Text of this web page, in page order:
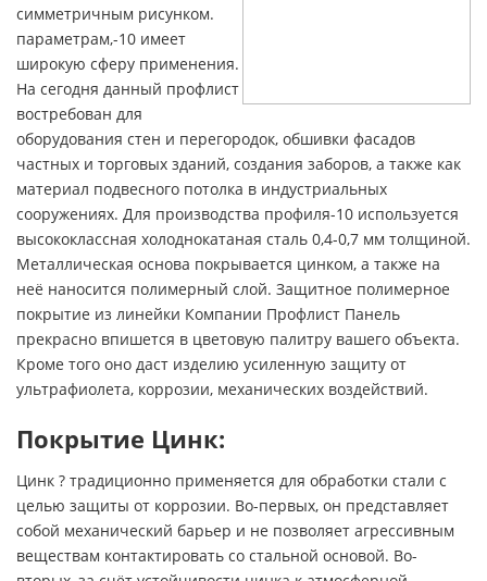
симметричным рисунком.
параметрам,-10 имеет
широкую сферу применения.
На сегодня данный профлист
востребован для
оборудования стен и перегородок, обшивки фасадов
частных и торговых зданий, создания заборов, а также как
материал подвесного потолка в индустриальных
сооружениях. Для производства профиля-10 используется
высококлассная холоднокатаная сталь 0,4-0,7 мм толщиной.
Металлическая основа покрывается цинком, а также на
неё наносится полимерный слой. Защитное полимерное
покрытие из линейки Компании Профлист Панель
прекрасно впишется в цветовую палитру вашего объекта.
Кроме того оно даст изделию усиленную защиту от
ультрафиолета, коррозии, механических воздействий.
Покрытие Цинк:
Цинк ? традиционно применяется для обработки стали с
целью защиты от коррозии. Во-первых, он представляет
собой механический барьер и не позволяет агрессивным
веществам контактировать со стальной основой. Во-